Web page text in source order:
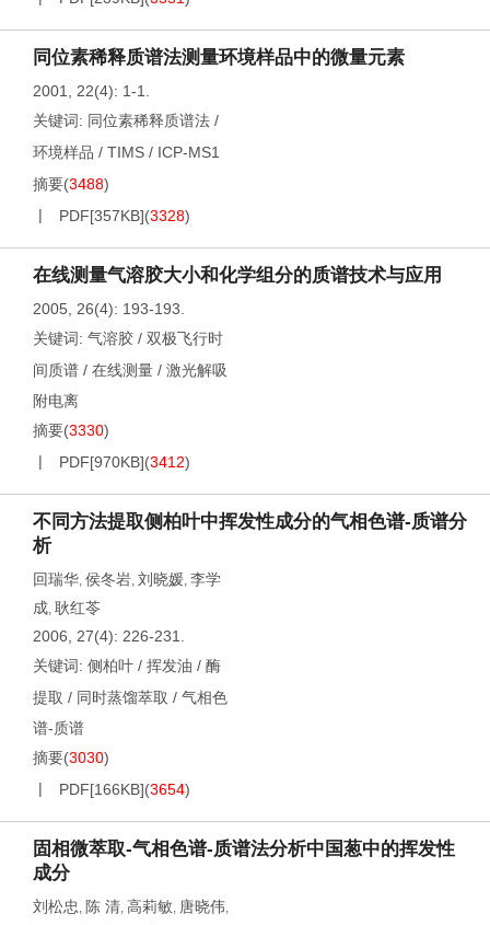
同位素稀释质谱法测量环境样品中的微量元素
2001, 22(4): 1-1.
关键词: 同位素稀释质谱法 /
环境样品 / TIMS / ICP-MS1
摘要(3488)
PDF[357KB](3328)
在线测量气溶胶大小和化学组分的质谱技术与应用
2005, 26(4): 193-193.
关键词: 气溶胶 / 双极飞行时
间质谱 / 在线测量 / 激光解吸
附电离
摘要(3330)
PDF[970KB](3412)
不同方法提取侧柏叶中挥发性成分的气相色谱-质谱分
析
回瑞华, 侯冬岩, 刘晓媛, 李学
成, 耿红苓
2006, 27(4): 226-231.
关键词: 侧柏叶 / 挥发油 / 酶
提取 / 同时蒸馏萃取 / 气相色
谱-质谱
摘要(3030)
PDF[166KB](3654)
固相微萃取-气相色谱-质谱法分析中国葱中的挥发性
成分
刘松忠 , 陈 清, 高莉敏, 唐晓伟,